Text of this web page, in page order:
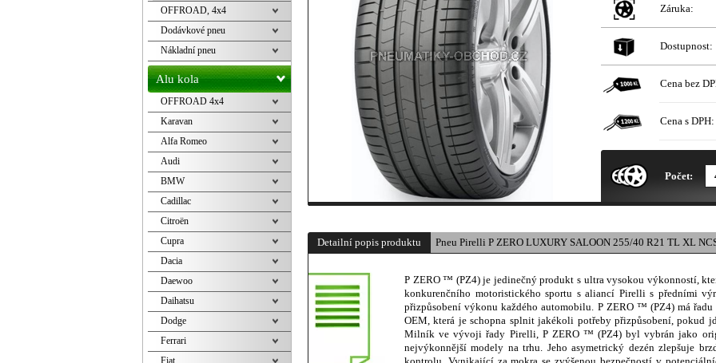
Záruka:
Dostupnost:
Cena bez
Cena s DPH:
Počet:
Detailní popis produktu Pneu Pirelli P ZERO LUXURY SALOON 255/40 R21 TL XL
P ZERO ™ (PZ4) je jedinečný produkt s ultra vysokou výkonností,
konkurenčního motoristického sportu s aliancí Pirelli s předními
přizpůsobení výkonu každého automobilu. P ZERO ™ (PZ4) má
OEM, která je schopna splnit jakékoli potřeby přizpůsobení, pokud
Milník ve vývoji řady Pirelli, P ZERO ™ (PZ4) byl vybrán jako
nejvýkonnější modely na trhu. Jeho asymetrický dezén zlepšuje
OFFROAD, 4x4
Dodávkové pneu
Nákladní pneu
Alu kola
OFFROAD 4x4
Karavan
Alfa Romeo
Audi
BMW
Cadillac
Citroën
Cupra
Dacia
Daewoo
Daihatsu
Dodge
Ferrari
Fiat